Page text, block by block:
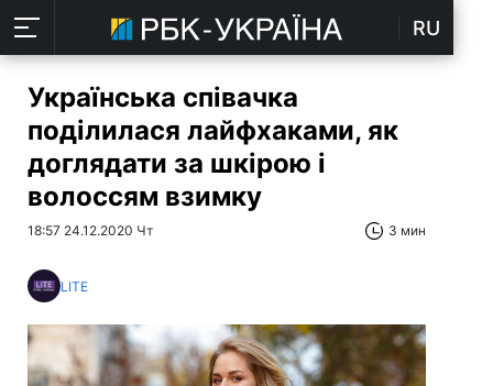
RU
Українська співачка
поділилася лайфхаками, як
доглядати за шкірою і
волоссям взимку
18:57 24.12.2020 Чт 3 мин
LITE